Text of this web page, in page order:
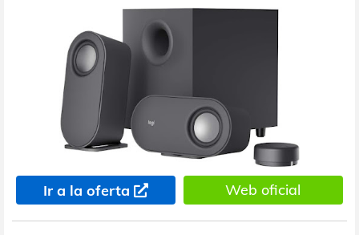
Ir a la oferta Web oficial